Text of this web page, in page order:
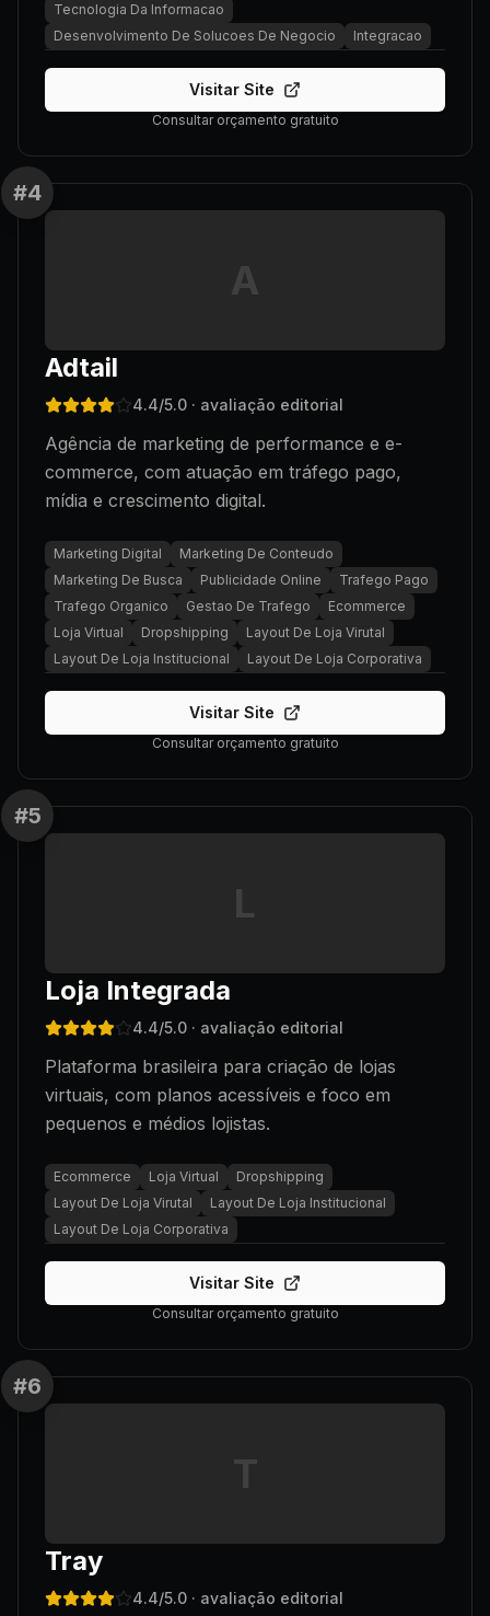
Tecnologia Da Informacao
Desenvolvimento De Solucoes De Negocio
Integracao
Visitar Site
Consultar orçamento gratuito
#4
A
Adtail
4.4/5.0 · avaliação editorial
Agência de marketing de performance e e-
commerce, com atuação em tráfego pago,
mídia e crescimento digital.
Marketing Digital
Marketing De Conteudo
Marketing De Busca
Publicidade Online
Trafego Pago
Trafego Organico
Gestao De Trafego
Ecommerce
Loja Virtual
Dropshipping
Layout De Loja Virutal
Layout De Loja Institucional
Layout De Loja Corporativa
Visitar Site
Consultar orçamento gratuito
#5
L
Loja Integrada
4.4/5.0 · avaliação editorial
Plataforma brasileira para criação de lojas
virtuais, com planos acessíveis e foco em
pequenos e médios lojistas.
Ecommerce Loja Virtual
Dropshipping
Layout De Loja Virutal
Layout De Loja Institucional
Layout De Loja Corporativa
Visitar Site
Consultar orçamento gratuito
#6
T
Tray
4.4/5.0 · avaliação editorial